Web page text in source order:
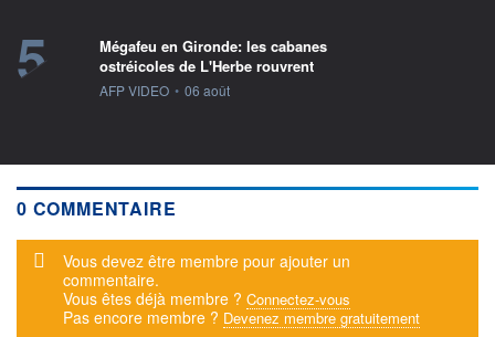
5
Mégafeu en Gironde: les cabanes
ostréicoles de L'Herbe rouvrent
information fournie par
AFP VIDEO • 06 août
0 COMMENTAIRE
Message d'alerte
Vous devez être membre pour ajouter un
commentaire.
Vous êtes déjà membre ? Connectez-vous
Pas encore membre ? Devenez membre gratuitement